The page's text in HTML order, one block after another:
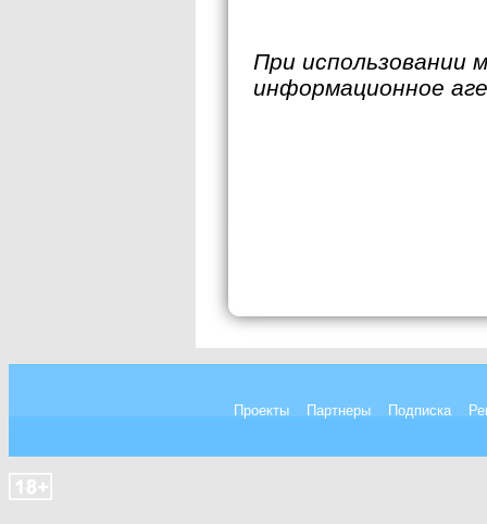
При использовании
информационное
Проекты Партнеры Подписка